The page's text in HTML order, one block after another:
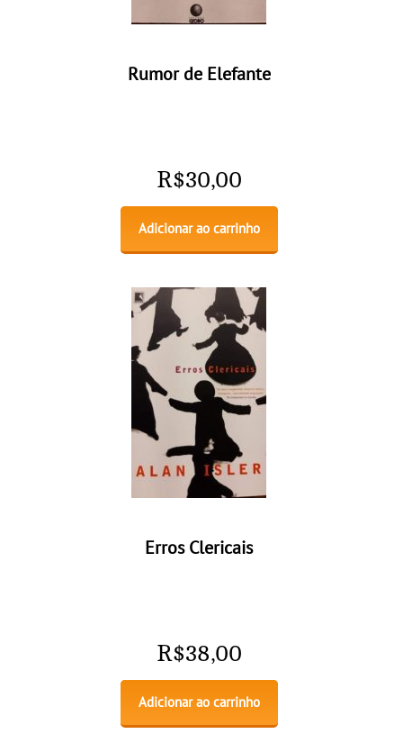
Rumor de Elefante
R$30,00
Adicionar ao carrinho
Erros Clericais
R$38,00
Adicionar ao carrinho